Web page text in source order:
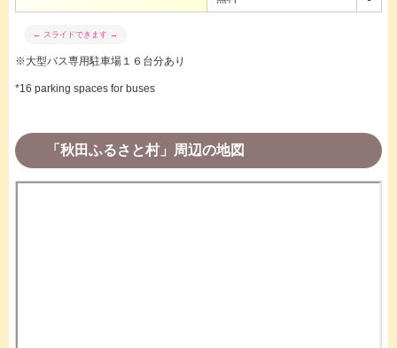
※大型バス専用駐車場１６台分あり
*16 parking spaces for buses
「秋田ふるさと村」周辺の地図